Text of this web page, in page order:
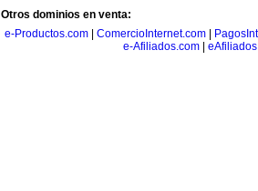
Otros dominios en venta:
e-Productos.com
ComercioInternet.com
e-Afiliados.com|